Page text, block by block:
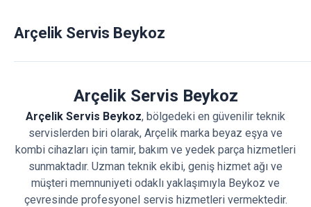
Arçelik Servis Beykoz
Arçelik Servis Beykoz
Arçelik Servis Beykoz, bölgedeki en güvenilir teknik
servislerden biri olarak, Arçelik marka beyaz eşya ve
kombi cihazları için tamir, bakım ve yedek parça hizmetleri
sunmaktadır. Uzman teknik ekibi, geniş hizmet ağı ve
müşteri memnuniyeti odaklı yaklaşımıyla Beykoz ve
çevresinde profesyonel servis hizmetleri vermektedir.